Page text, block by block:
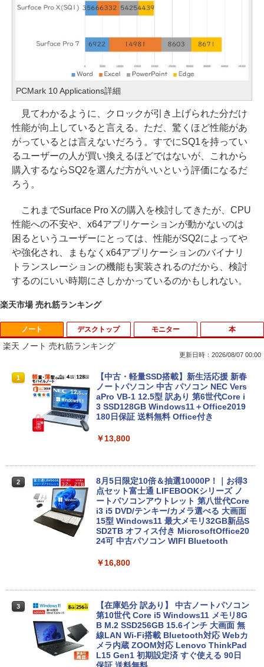
PCMark 10 Applications詳細
見てわかるように、クロックが引き上げられた分だけ
性能が向上していると言える。ただ、驚くほど性能があ
がっているとは言えないだろう。すでにSQ1を持ってい
るユーザーの人が買い換えるほどではないが、これから
購入するならSQ2を選んだ方がいいという評価になるだ
ろう。
これまでSurface Pro Xの購入を検討してきたが、CPU
性能への不安や、x64アプリケーションが動かないのは
困るというユーザーにとっては、性能がSQ2によってや
や強化され、まもなくx64アプリケーションのバイナリ
トランスレーションの機能も実装されるのだから、検討
するのにいい時期にさしかかっているのかもしれない。
楽天市場 売れ筋ランキング
ノート
楽天 ノート 売れ筋ランキング
更新日時：2026/08/07 00:00
1
【中古・軽量SSD搭載】新生活応援 新春
ノートパソコン 中古 パソコン NEC Vers
aPro VB-1 12.5型 訳あり 第6世代Core i
3 SSD128GB Windows11＋Office2019
180日保証 送料無料 Office付き
￥13,800
2
8月5日限定10倍＆抽選10000P！｜お得3
点セット富士通 LIFEBOOKシリーズ ノ
ートパソコンアウトレット 第八世代Core
i3 i5 DVD/テンキー/カメラ選べる 大画面
15型 Windows11 最大メモリ32GB新品S
SD2TB オフィス付き MicrosoftOffice20
24可 中古パソコン WIFI Bluetooth
￥16,800
3
【在庫処分 訳あり】 中古ノートパソコン
第10世代 Core i5 Windows11 メモリ8G
B M.2 SSD256GB 15.6インチ 大画面 無
線LAN Wi-Fi搭載 Bluetooth対応 Webカ
メラ内蔵 ZOOM対応 Lenovo ThinkPad
L15 Gen1 初期設定済 すぐ使える 90日
デスクトップ モニター 本